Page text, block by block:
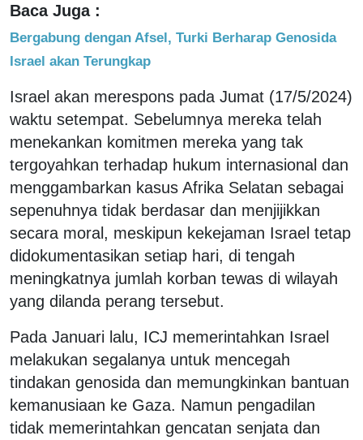
Baca Juga :
Bergabung dengan Afsel, Turki Berharap Genosida
Israel akan Terungkap
Israel akan merespons pada Jumat (17/5/2024)
waktu setempat. Sebelumnya mereka telah
menekankan komitmen mereka yang tak
tergoyahkan terhadap hukum internasional dan
menggambarkan kasus Afrika Selatan sebagai
sepenuhnya tidak berdasar dan menjijikkan
secara moral, meskipun kekejaman Israel tetap
didokumentasikan setiap hari, di tengah
meningkatnya jumlah korban tewas di wilayah
yang dilanda perang tersebut.
Pada Januari lalu, ICJ memerintahkan Israel
melakukan segalanya untuk mencegah
tindakan genosida dan memungkinkan bantuan
kemanusiaan ke Gaza. Namun pengadilan
tidak memerintahkan gencatan senjata dan